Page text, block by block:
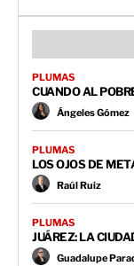
PLUMAS
CUANDO AL
Ángeles Gómez
PLUMAS
LOS OJOS DE
Raúl Ruiz
PLUMAS
JUÁREZ: LA
Guadalupe